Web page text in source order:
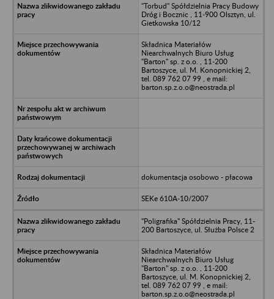
"Torbud" Spółdzielnia Pracy Budowy
Dróg i Bocznic , 11-900 Olsztyn, ul.
Gietkowska 10/12
Składnica Materiałów
Niearchwalnych Biuro Usług
"Barton" sp. z o.o. , 11-200
Bartoszyce, ul. M. Konopnickiej 2,
tel. 089 762 07 99 , e mail:
barton.sp.z.o.o@neostrada.pl
dokumentacja osobowo - płacowa
SEKe 610A-10/2007
"Poligrafika" Spółdzielnia Pracy, 11-
200 Bartoszyce, ul. Służba Polsce 2
Składnica Materiałów
Niearchwalnych Biuro Usług
"Barton" sp. z o.o. , 11-200
Bartoszyce, ul. M. Konopnickiej 2,
tel. 089 762 07 99 , e mail:
barton.sp.z.o.o@neostrada.pl